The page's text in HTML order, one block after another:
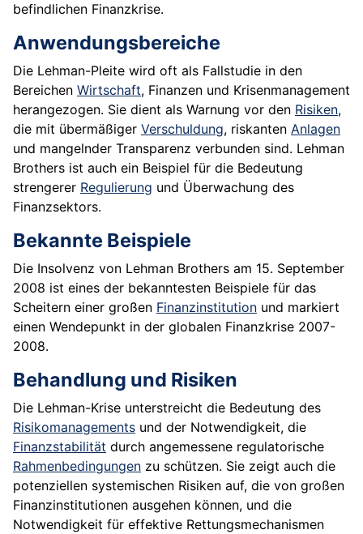
befindlichen Finanzkrise.
Anwendungsbereiche
Die Lehman-Pleite wird oft als Fallstudie in den
Bereichen Wirtschaft, Finanzen und Krisenmanagement
herangezogen. Sie dient als Warnung vor den Risiken,
die mit übermäßiger Verschuldung, riskanten Anlagen
und mangelnder Transparenz verbunden sind. Lehman
Brothers ist auch ein Beispiel für die Bedeutung
strengerer Regulierung und Überwachung des
Finanzsektors.
Bekannte Beispiele
Die Insolvenz von Lehman Brothers am 15. September
2008 ist eines der bekanntesten Beispiele für das
Scheitern einer großen Finanzinstitution und markiert
einen Wendepunkt in der globalen Finanzkrise 2007-
2008.
Behandlung und Risiken
Die Lehman-Krise unterstreicht die Bedeutung des
Risikomanagements und der Notwendigkeit, die
Finanzstabilität durch angemessene regulatorische
Rahmenbedingungen zu schützen. Sie zeigt auch die
potenziellen systemischen Risiken auf, die von großen
Finanzinstitutionen ausgehen können, und die
Notwendigkeit für effektive Rettungsmechanismen